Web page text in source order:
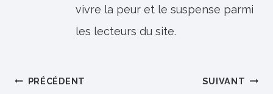
vivre la peur et le suspense parmi
les lecteurs du site.
Navigation
PRÉCÉDENT SUIVANT